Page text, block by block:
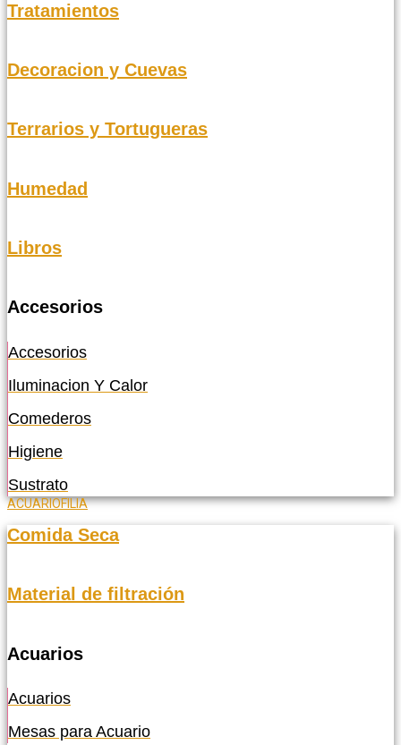
Tratamientos
Decoracion y Cuevas
Terrarios y Tortugueras
Humedad
Libros
Accesorios
Accesorios
Iluminacion Y Calor
Comederos
Higiene
Sustrato
ACUARIOFILIA
Comida Seca
Material de filtración
Acuarios
Acuarios
Mesas para Acuario